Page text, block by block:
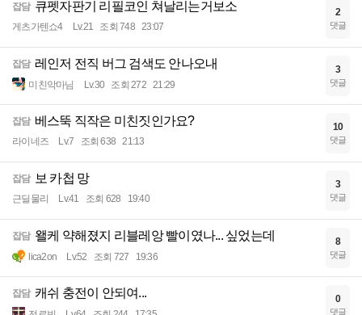
잡담 큐펫자판기 리필코인 쳐날리는거보소
게츠가텐쇼4 Lv.21 조회 748 23:07
2
댓글
잡담 레인저 전직 버그 검색도 안나오내
미친악마님 Lv.30 조회 272 21:29
3
댓글
잡담 베스뚝 직작은 미친짓인가요?
라이네즈 Lv.7 조회 638 21:13
10
댓글
잡담 보 카첩 망
근딜물리 Lv.41 조회 628 19:40
3
댓글
잡담 왤케 약해졌지 리블레앙 빨이였나... 싶었는데
lica2on Lv.52 조회 727 19:36
8
댓글
잡담 캐쉬 충전이 안되여... 0
댓글